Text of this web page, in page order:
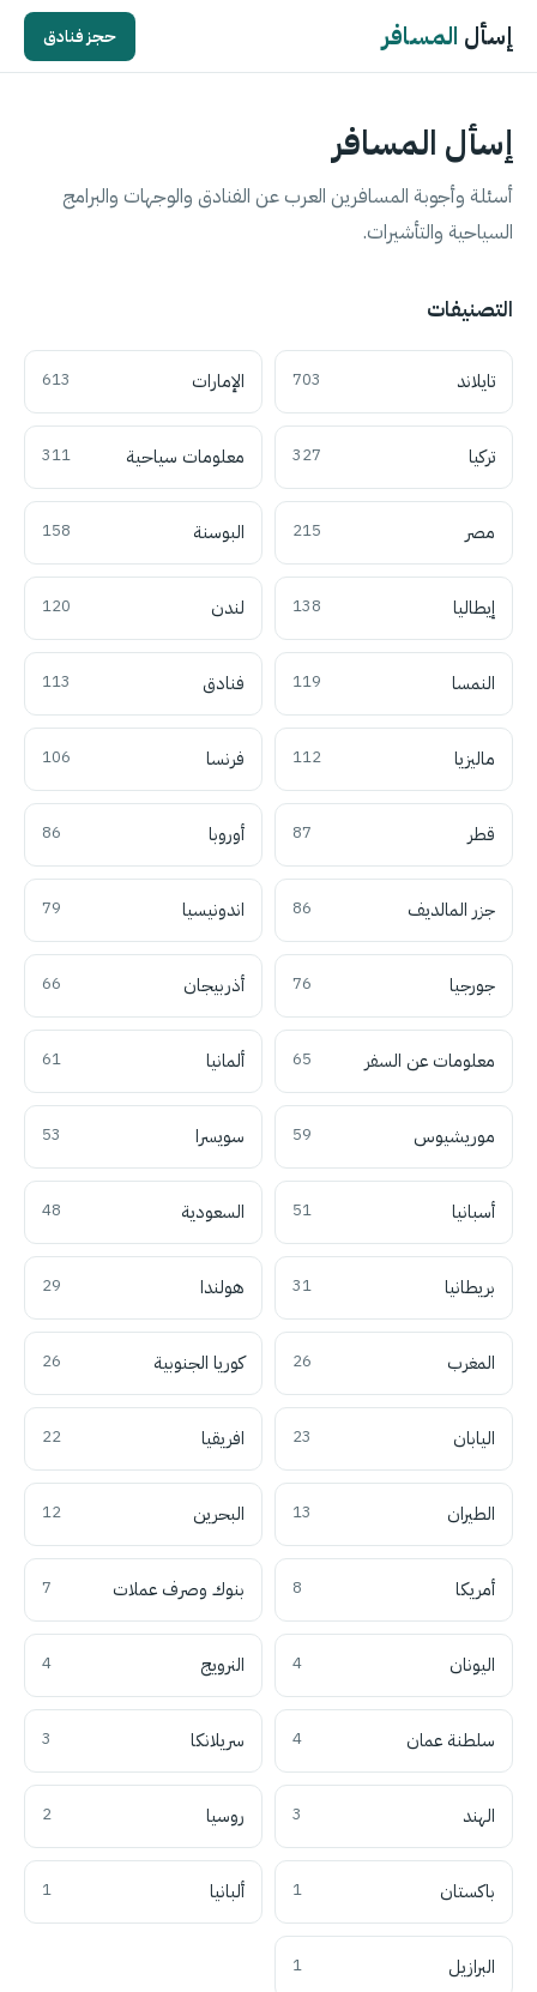
إسأل المسافر حجز فنادق
إسأل المسافر
أسئلة وأجوبة المسافرين العرب عن الفنادق والوجهات والبرامج
السياحية والتأشيرات.
التصنيفات
تايلاند 703 الإمارات 613
تركيا 327 معلومات سياحية 311
مصر 215 البوسنة 158
إيطاليا 138 لندن 120
النمسا 119 فنادق 113
ماليزيا 112 فرنسا 106
قطر 87 أوروبا 86
جزر المالديف 86 اندونيسيا 79
جورجيا 76 أذربيجان 66
معلومات عن السفر 65 ألمانيا 61
موريشيوس 59 سويسرا 53
أسبانيا 51 السعودية 48
بريطانيا 31 هولندا 29
المغرب 26 كوريا الجنوبية 26
اليابان 23 افريقيا 22
الطيران 13 البحرين 12
أمريكا 8 بنوك وصرف عملات 7
اليونان 4 النرويج 4
سلطنة عمان 4 سريلانكا 3
الهند 3 روسيا 2
باكستان 1 ألبانيا 1
البرازيل 1